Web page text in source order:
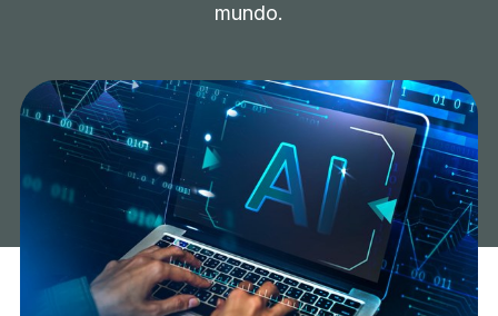
mundo.